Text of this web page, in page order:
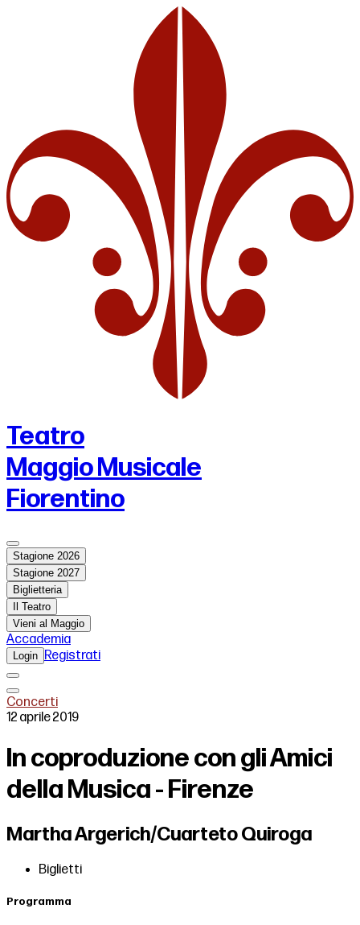
Teatro
Maggio Musicale
Fiorentino
Stagione 2026
Stagione 2027
Biglietteria
Il Teatro
Vieni al Maggio
Accademia
Login Registrati
Concerti
12 aprile 2019
In coproduzione con gli Amici
della Musica - Firenze
Martha Argerich/Cuarteto Quiroga
Biglietti
Programma